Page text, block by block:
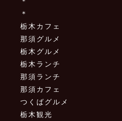
＊
栃木カフェ
那須グルメ
栃木グルメ
栃木ランチ
那須ランチ
那須カフェ
つくばグルメ
栃木観光